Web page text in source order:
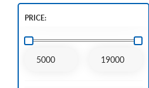
PRICE: